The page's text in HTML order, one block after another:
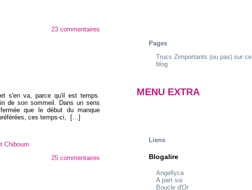
23 commentaires
s'en va, parce qu'il est temps.
de son sommeil. Dans un sens
que le début du manque
ces temps-ci,
[…]
Chiboum
25 commentaires
Pages
Trucs Zimportants (ou pas) sur ce
blog
MENU EXTRA
Liens
Blogalire
Angellyca
A part soi
Boucle d'Or